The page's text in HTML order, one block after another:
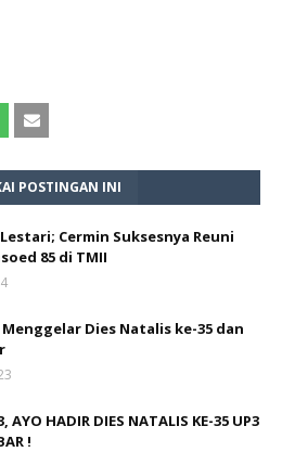
POSTINGAN INI
Cermin Suksesnya Reuni
85 di TMII
Menggelar Dies Natalis ke-35 dan
AYO HADIR DIES NATALIS KE-35 UP3
!